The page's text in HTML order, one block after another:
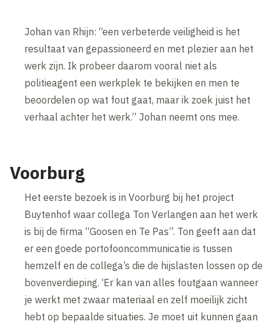
Johan van Rhijn: “een verbeterde veiligheid is het
resultaat van gepassioneerd en met plezier aan het
werk zijn. Ik probeer daarom vooral niet als
politieagent een werkplek te bekijken en men te
beoordelen op wat fout gaat, maar ik zoek juist het
verhaal achter het werk.” Johan neemt ons mee.
Voorburg
Het eerste bezoek is in Voorburg bij het project
Buytenhof waar collega Ton Verlangen aan het werk
is bij de firma “Goosen en Te Pas”. Ton geeft aan dat
er een goede portofooncommunicatie is tussen
hemzelf en de collega’s die de hijslasten lossen op de
bovenverdieping. ‘Er kan van alles foutgaan wanneer
je werkt met zwaar materiaal en zelf moeilijk zicht
hebt op bepaalde situaties. Je moet uit kunnen gaan